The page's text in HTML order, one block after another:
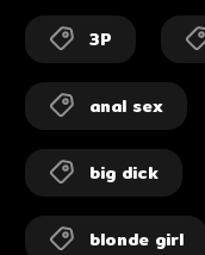
3P
anal sex
big dick
blonde girl